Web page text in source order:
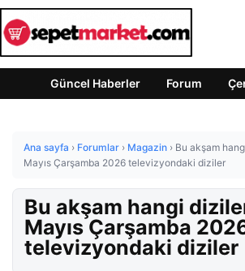
Güncel Haberler Forum
Ana sayfa › Forumlar › Magazin › Bu akşam
Mayıs Çarşamba 2026 televizyondaki diziler
Bu akşam hangi
Mayıs Çarşamba
televizyondaki diziler